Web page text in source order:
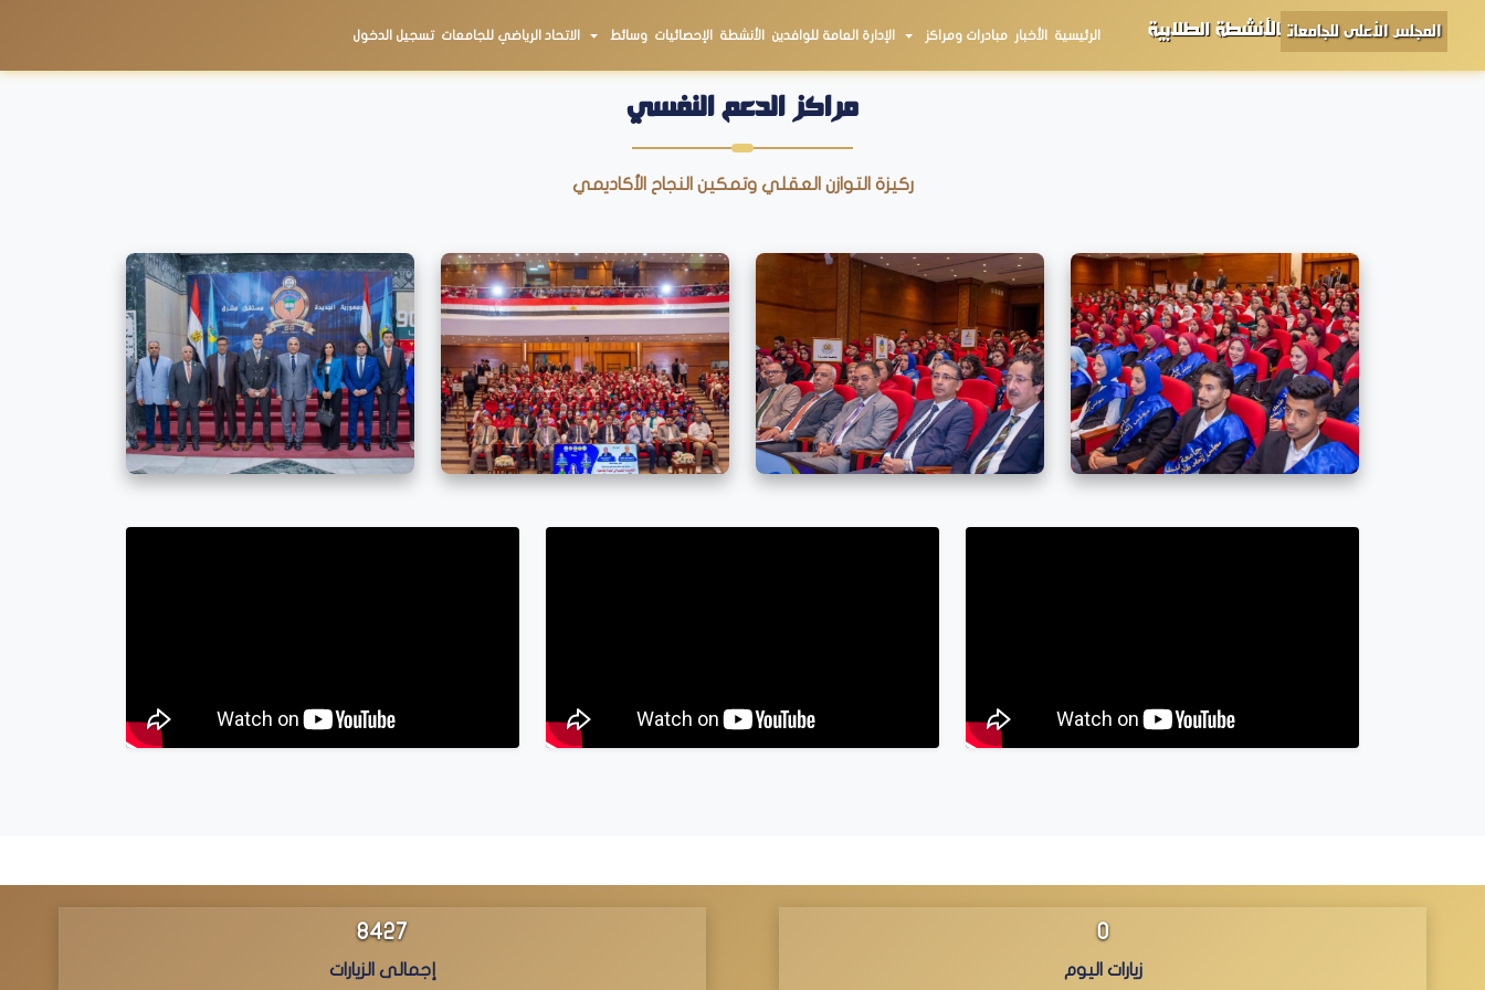
المجلس الأعلى للجامعات الأنشطة الطلابية الرئيسية الأخبار مبادرات ومراكز الإدارة العامة للوافدين الأنشطة الإحصائيات وسائط الاتحاد الرياضي للجامعات تسجيل الدخول
مراكز الدعم النفسي
ركيزة التوازن العقلي وتمكين النجاح الأكاديمي
0
زيارات اليوم
8427
إجمالى الزيارات